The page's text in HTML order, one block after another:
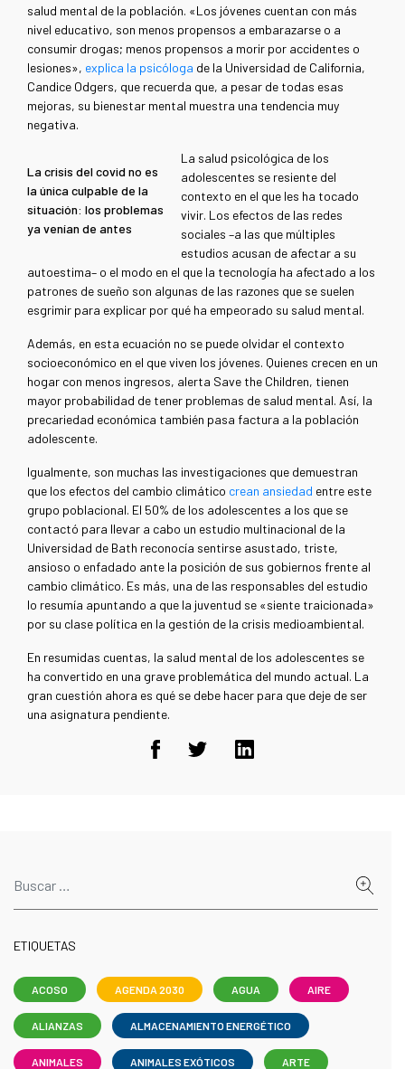
salud mental de la población. «Los jóvenes cuentan con más
nivel educativo, son menos propensos a embarazarse o a
consumir drogas; menos propensos a morir por accidentes o
lesiones», explica la psicóloga de la Universidad de California,
Candice Odgers, que recuerda que, a pesar de todas esas
mejoras, su bienestar mental muestra una tendencia muy
negativa.
La crisis del covid no es
la única culpable de la
situación: los problemas
ya venían de antes
La salud psicológica de los
adolescentes se resiente del
contexto en el que les ha tocado
vivir. Los efectos de las redes
sociales –a las que múltiples
estudios acusan de afectar a su
autoestima– o el modo en el que la tecnología ha afectado a los
patrones de sueño son algunas de las razones que se suelen
esgrimir para explicar por qué ha empeorado su salud mental.
Además, en esta ecuación no se puede olvidar el contexto
socioeconómico en el que viven los jóvenes. Quienes crecen en un
hogar con menos ingresos, alerta Save the Children, tienen
mayor probabilidad de tener problemas de salud mental. Así, la
precariedad económica también pasa factura a la población
adolescente.
Igualmente, son muchas las investigaciones que demuestran
que los efectos del cambio climático crean ansiedad entre este
grupo poblacional. El 50% de los adolescentes a los que se
contactó para llevar a cabo un estudio multinacional de la
Universidad de Bath reconocía sentirse asustado, triste,
ansioso o enfadado ante la posición de sus gobiernos frente al
cambio climático. Es más, una de las responsables del estudio
lo resumía apuntando a que la juventud se «siente traicionada»
por su clase política en la gestión de la crisis medioambiental.
En resumidas cuentas, la salud mental de los adolescentes se
ha convertido en una grave problemática del mundo actual. La
gran cuestión ahora es qué se debe hacer para que deje de ser
una asignatura pendiente.
ETIQUETAS
ACOSO AGENDA 2030 AGUA AIRE
ALIANZAS ALMACENAMIENTO ENERGÉTICO
ANIMALES ANIMALES EXÓTICOS ARTE